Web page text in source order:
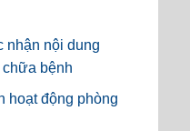
nhận nội dung
bệnh
hoạt động phòng